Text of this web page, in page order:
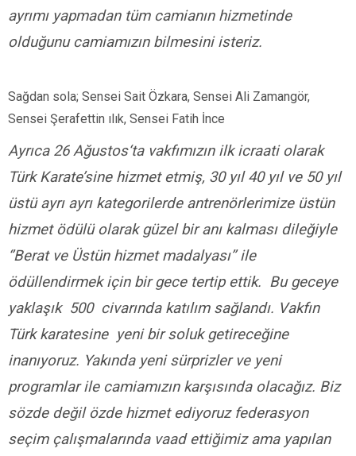
ayrımı yapmadan tüm camianın hizmetinde
olduğunu camiamızın bilmesini isteriz.
Sağdan sola; Sensei Sait Özkara, Sensei Ali Zamangör,
Sensei Şerafettin ılık, Sensei Fatih İnce
Ayrıca 26 Ağustos‘ta vakfımızın ilk icraati olarak
Türk Karate’sine hizmet etmiş, 30 yıl 40 yıl ve 50 yıl
üstü ayrı ayrı kategorilerde antrenörlerimize üstün
hizmet ödülü olarak güzel bir anı kalması dileğiyle
‘’Berat ve Üstün hizmet madalyası’’ ile
ödüllendirmek için bir gece tertip ettik. Bu geceye
yaklaşık 500 civarında katılım sağlandı. Vakfın
Türk karatesine yeni bir soluk getireceğine
inanıyoruz. Yakında yeni sürprizler ve yeni
programlar ile camiamızın karşısında olacağız. Biz
sözde değil özde hizmet ediyoruz federasyon
seçim çalışmalarında vaad ettiğimiz ama yapılan